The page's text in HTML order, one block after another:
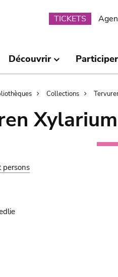
TICKETS
Découvrir Participer
Collections
persons